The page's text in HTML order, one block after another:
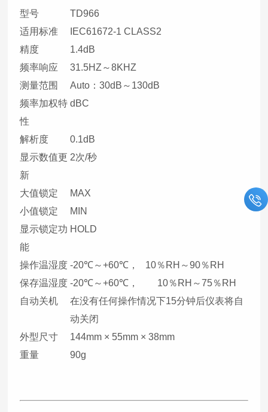
型号
TD966
适用标准
IEC61672-1 CLASS2
精度
1.4dB
频率响应
31.5HZ～8KHZ
测量范围
Auto：30dB～130dB
频率加权特
性
dBC
解析度
0.1dB
显示数值更
新
2次/秒
大值锁定
MAX
小值锁定
MIN
显示锁定功
能
HOLD
操作温湿度 -20℃～+60℃， 10％RH～90％RH
保存温湿度 -20℃～+60℃， 10％RH～75％RH
自动关机
在没有任何操作情况下15分钟后仪表将自
动关闭
外型尺寸
144mm × 55mm × 38mm
重量
90g